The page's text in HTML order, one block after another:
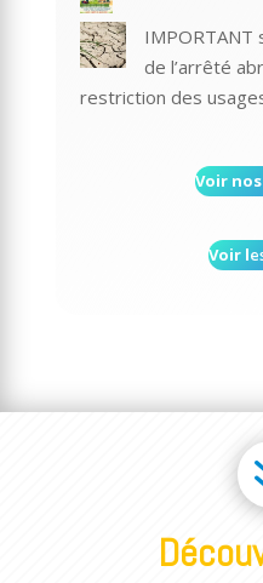
IMPORTANT
de l’arrêté
restriction des
Voir
Voir l